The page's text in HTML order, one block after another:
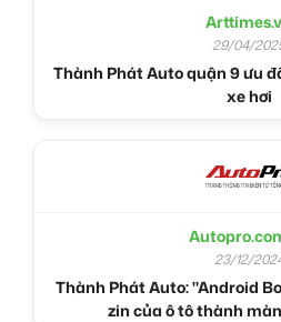
29/04/
Thành Phát Auto quận 9 ưu
xe hơi
23/12/
Thành Phát Auto: "Android
zin của ô tô thành